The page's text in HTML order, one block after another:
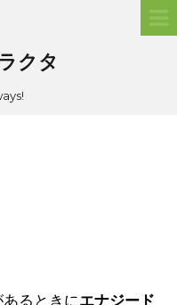
クタ
あるときにエナジード